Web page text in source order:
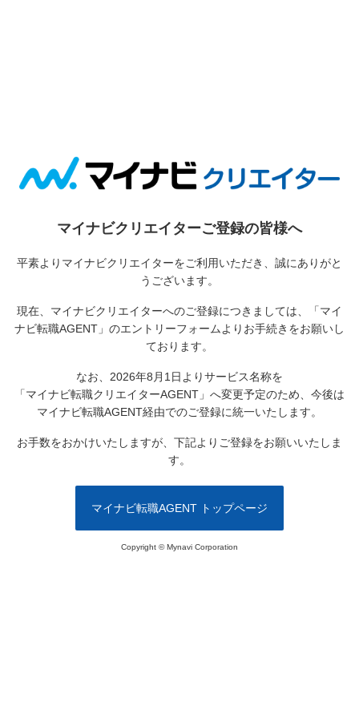
マイナビクリエイターご登録の皆様へ
平素よりマイナビクリエイターをご利用いただき、誠にありがと
うございます。
現在、マイナビクリエイターへのご登録につきましては、
「マイ
ナビ転職AGENT」のエントリーフォームよりお手続きをお願いし
ております。
なお、2026年8月1日よりサービス名称を
「マイナビ転職クリエイターAGENT」へ変更予定のため、 今後は
マイナビ転職AGENT経由でのご登録に統一いたします。
お手数をおかけいたしますが、下記よりご登録をお願いいたしま
す。
マイナビ転職AGENT トップページ
Copyright © Mynavi Corporation